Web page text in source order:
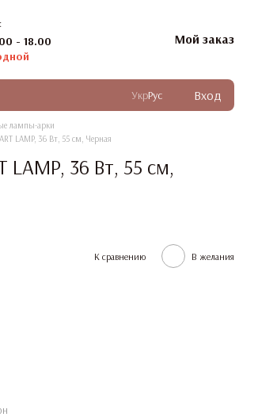
- 18.00
Мой заказ
УкрРус Вход
лампы-арки
LAMP, 36 Вт, 55 см, Черная
LAMP, 36 Вт, 55 см,
К сравнению В желания